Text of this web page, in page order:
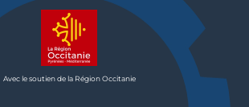
Avec le soutien de la Région Occitanie